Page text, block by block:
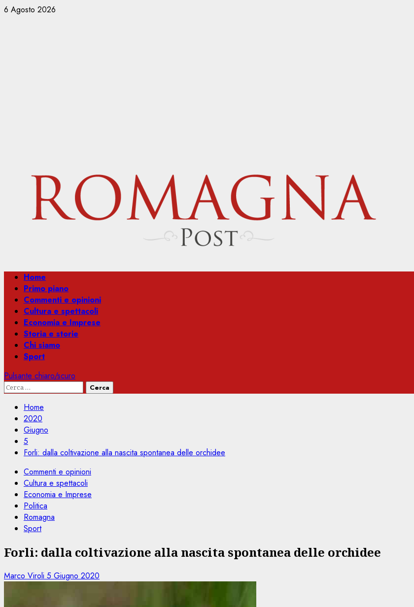
Vai
6 Agosto 2026
Menu
principale
Home
Primo piano
Commenti e opinioni
Cultura e spettacoli
Economia e Imprese
Storia e storie
Chi siamo
Sport
Pulsante chiaro/scuro
Ricerca
Home
2020
Giugno
5
Forli: dalla coltivazione alla nascita spontanea delle orchidee
Commenti e opinioni
Cultura e spettacoli
Economia e Imprese
Politica
Romagna
Sport
Forli: dalla coltivazione alla nascita spontanea delle orchidee
Marco Viroli 5 Giugno 2020